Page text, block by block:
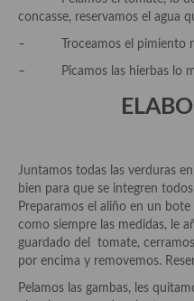
Entrantes
Gazpachos, salmorejos,
Legumbres y cereales
Cuscús
Huevos
concasse, reservamos el agua
– Troceamos el pimiento
– Picamos las hierbas lo
Juntamos todas las verduras
bien para que se integren
Preparamos el aliño en un
como siempre las medidas, le
guardado del tomate,
por encima y removemos.
Pelamos las gambas, les